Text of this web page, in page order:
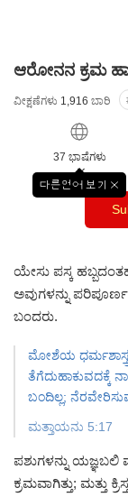
ಆರೋನನ ಕ್ರಮ
ವೀಕ್ಷಣೆಗಳು 1,916 ಬಾರಿ
37 ಭಾಷೆಗಳು
다른언어 보기
창
닫
기
ಯೇಸು ಪಸ್ಕ
ಅವುಗಳನ್ನು
ಬಂದರು.
ಮೋಶೆಯ
ತೆಗೆದುಹಾಕುವದಕ್ಕೆ
ಬಂದಿಲ್ಲ;
ಮತ್ತಾಯನು 5:17
ಪಶುಗಳನ್ನು
ಕ್ರಮವಾಗಿತ್ತು; ಮತ್ತು